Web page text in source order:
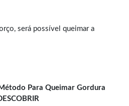
será possível queimar a
Para Queimar Gordura